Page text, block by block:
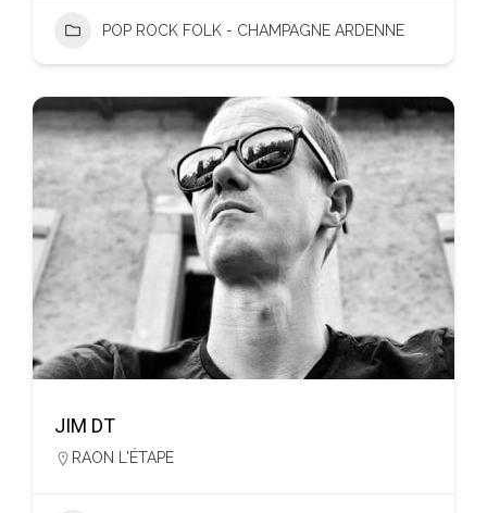
POP ROCK FOLK - CHAMPAGNE ARDENNE
JIM DT
RAON L'ÉTAPE